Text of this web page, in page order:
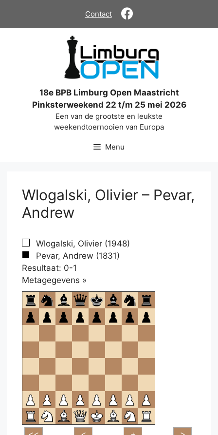
de
Contact
18e BPB Limburg Open Maastricht
Pinksterweekend 22 t/m 25 mei 2026
Een van de grootste en leukste
weekendtoernooien van Europa
Menu
Wlogalski, Olivier – Pevar,
Andrew
Wlogalski, Olivier (1948)
Pevar, Andrew (1831)
Resultaat: 0-1
Metagegevens »
om
te
openen.